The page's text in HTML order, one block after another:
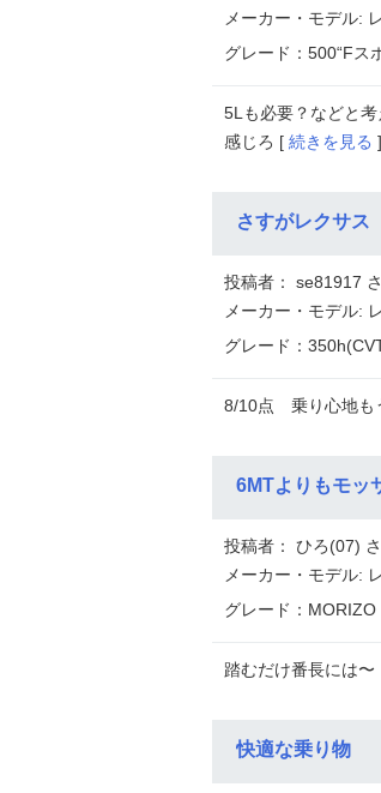
メーカー・モデル:
グレード：500“Fス
5Lも必要？などと
感じろ [ 続きを見る ]
さすがレクサス
投稿者： se81917
メーカー・モデル:
グレード：
8/10点 乗り心地も
6MTよりもモ
投稿者： ひろ(07)
メーカー・モデル:
グレード：MORIZO
踏むだけ番長には
快適な乗り物